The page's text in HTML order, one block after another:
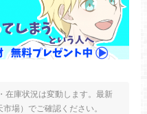
在庫状況は変動します。最新
場）でご確認ください。